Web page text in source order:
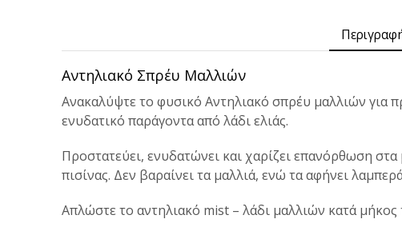
Αντηλιακό Σπρέυ Μαλλιών
Ανακαλύψτε το φυσικό Αντηλιακό σπρέυ μαλλιών για
ενυδατικό παράγοντα από λάδι ελιάς.
Προστατεύει, ενυδατώνει και χαρίζει επανόρθωση
πισίνας. Δεν βαραίνει τα μαλλιά, ενώ τα αφήνει
Απλώστε το αντηλιακό mist – λάδι μαλλιών κατά